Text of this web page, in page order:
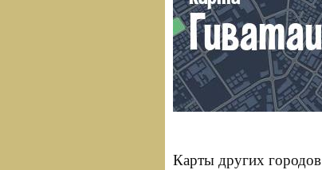
Карты других